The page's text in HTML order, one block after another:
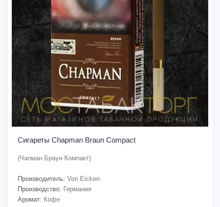
Сигареты Chapman Braun Compact
(Чапман Браун Компакт)
Производитель: Von Eicken
Производство: Германия
Аромат: Кофе